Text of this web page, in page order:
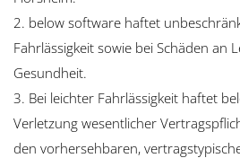
2. below software haftet
Fahrlässigkeit sowie bei Schäden an
Gesundheit.
3. Bei leichter Fahrlässigkeit haftet
Verletzung wesentlicher
den vorhersehbaren,